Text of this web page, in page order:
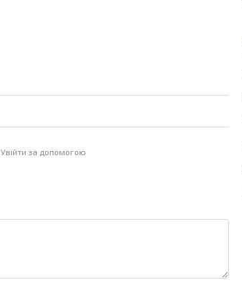
Увійти за допомогою